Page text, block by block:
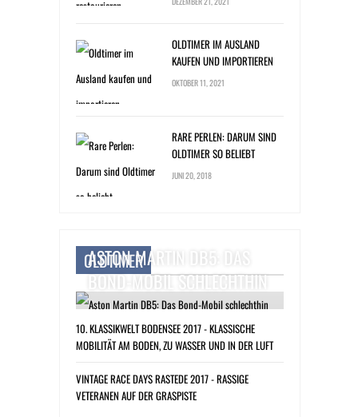
OLDTIMER IM AUSLAND
KAUFEN UND IMPORTIEREN
OKTOBER 11, 2021
RARE PERLEN: DARUM SIND
OLDTIMER SO BELIEBT
JUNI 20, 2018
OLDTIMER
ASTON MARTIN DB5: DAS
BOND-MOBIL SCHLECHTHIN
10. KLASSIKWELT BODENSEE 2017 - KLASSISCHE
MOBILITÄT AM BODEN, ZU WASSER UND IN DER LUFT
VINTAGE RACE DAYS RASTEDE 2017 - RASSIGE
VETERANEN AUF DER GRASPISTE